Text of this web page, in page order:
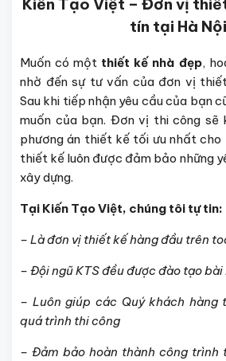
Kiến Tạo Việt – Đơn vị
tín tại Hà Nội
Muốn có một thiết kế nhà đẹp,
nhờ đến sự tư vấn của đơn vị
Sau khi tiếp nhận yêu cầu của bạn
muốn của bạn. Đơn vị thi công sẽ
phương án thiết kế tối ưu nhất cho
thiết kế luôn được đảm bảo những
xây dựng.
Tại Kiến Tạo Việt, chúng tôi tự tin:
– Là đơn vị thiết kế hàng đầu trên
– Đội ngũ KTS đều được đào tạo
– Luôn giúp các Quý khách
quá trình thi công
– Đảm bảo hoàn thành công trình